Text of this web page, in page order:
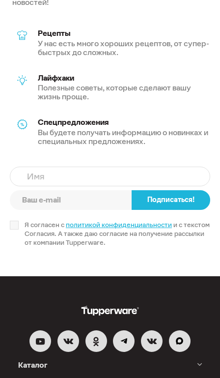
новостей!
Рецепты
У нас есть много хороших рецептов, от супер-
быстрых до сложных.
Лайфхаки
Полезные советы, которые сделают вашу
жизнь проще.
Спецпредложения
Вы будете получать информацию о новинках и
специальных предложениях.
Имя
Подписаться!
Я согласен с политикой конфиденциальности и с текстом
Согласия. А также даю согласие на получение рассылки
от компании Tupperware.
Каталог